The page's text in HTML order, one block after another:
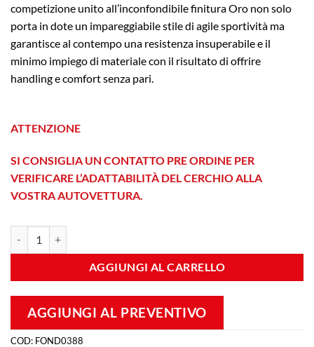
competizione unito all’inconfondibile finitura Oro non solo
porta in dote un impareggiabile stile di agile sportività ma
garantisce al contempo una resistenza insuperabile e il
minimo impiego di materiale con il risultato di offrire
handling e comfort senza pari.
ATTENZIONE
SI CONSIGLIA UN CONTATTO PRE ORDINE PER
VERIFICARE L’ADATTABILITÀ DEL CERCHIO ALLA
VOSTRA AUTOVETTURA.
AGGIUNGI AL CARRELLO
AGGIUNGI AL PREVENTIVO
COD: FOND0388